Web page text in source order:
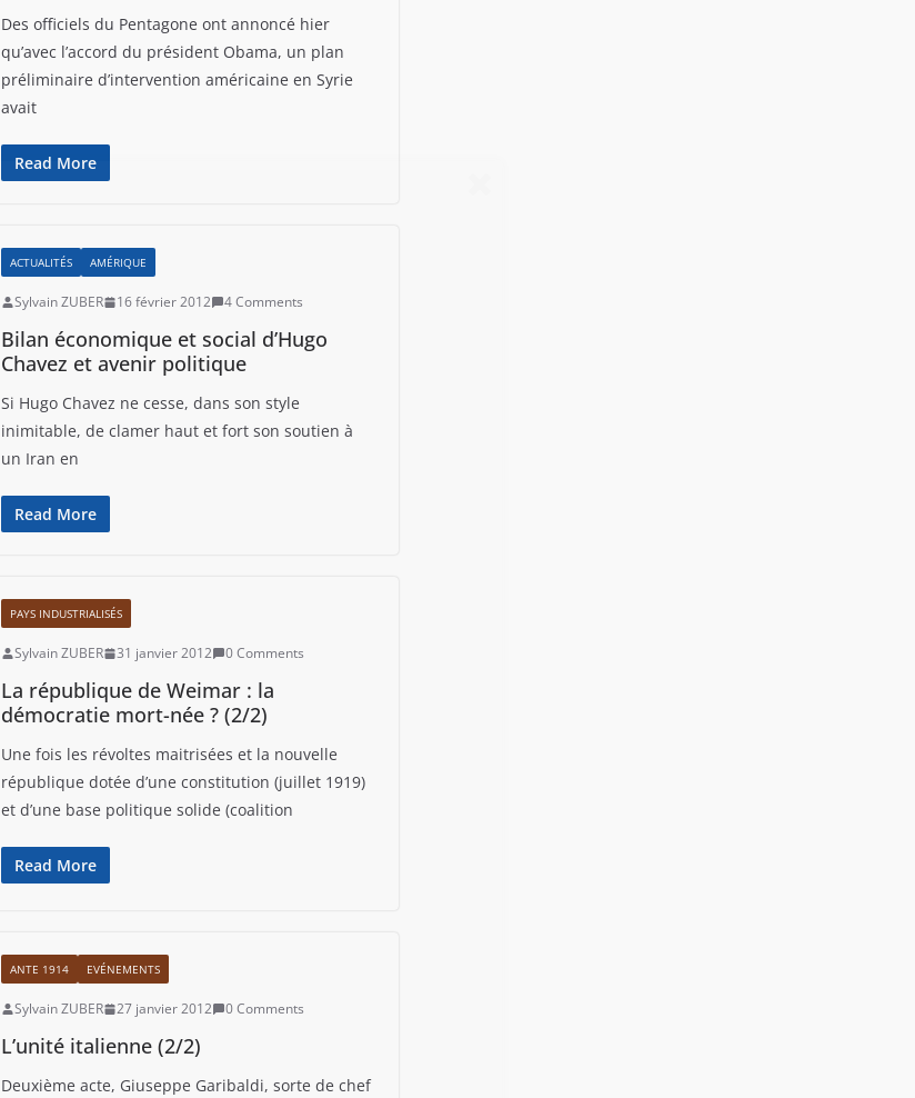
Des officiels du Pentagone ont annoncé hier
qu’avec l’accord du président Obama, un plan
préliminaire d’intervention américaine en Syrie
avait
Read More
ACTUALITÉS AMÉRIQUE
Sylvain ZUBER 16 février 2012 4 Comments
Bilan économique et social d’Hugo
Chavez et avenir politique
Si Hugo Chavez ne cesse, dans son style
inimitable, de clamer haut et fort son soutien à
un Iran en
Read More
PAYS INDUSTRIALISÉS
Sylvain ZUBER 31 janvier 2012 0 Comments
La république de Weimar : la
démocratie mort-née ? (2/2)
Une fois les révoltes maitrisées et la nouvelle
république dotée d’une constitution (juillet 1919)
et d’une base politique solide (coalition
Read More
ANTE 1914 EVÉNEMENTS
Sylvain ZUBER 27 janvier 2012 0 Comments
L’unité italienne (2/2)
Deuxième acte, Giuseppe Garibaldi, sorte de chef